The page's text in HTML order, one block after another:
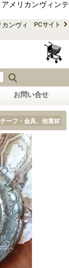
メリカンヴィンテ
ンヴィ
PCサイト
お問い合せ
ーフ・金具、他素材